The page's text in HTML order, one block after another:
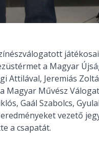
a Magyar
Attilával, Jeremiás
Magyar Művész
Gaál Szabolcs,
vezető
a csapatát.